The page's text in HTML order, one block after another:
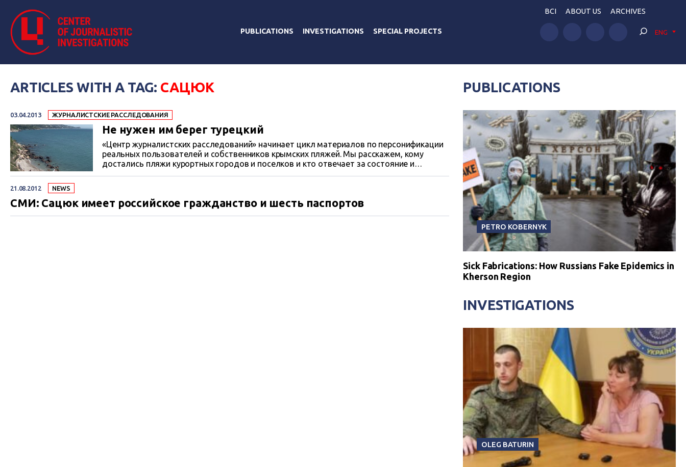
PUBLICATIONS INVESTIGATIONS SPECIAL PROJECTS
BCI ABOUT US ARCHIVES
ENG
ARTICLES WITH A TAG: САЦЮК
03.04.2013 ЖУРНАЛИСТСКИЕ РАССЛЕДОВАНИЯ
Не нужен им берег турецкий
«Центр журналистских расследований» начинает цикл материалов по персонификации
реальных пользователей и собственников крымских пляжей. Мы расскажем, кому
достались пляжи курортных городов и поселков и кто отвечает за состояние и
миллионеров и даже олигархов.
21.08.2012 NEWS
СМИ: Сацюк имеет российское гражданство и шесть паспортов
PUBLICATIONS
PETRO KOBERNYK
Sick Fabrications: How Russians Fake Epidemics in
Kherson Region
INVESTIGATIONS
OLEG BATURIN